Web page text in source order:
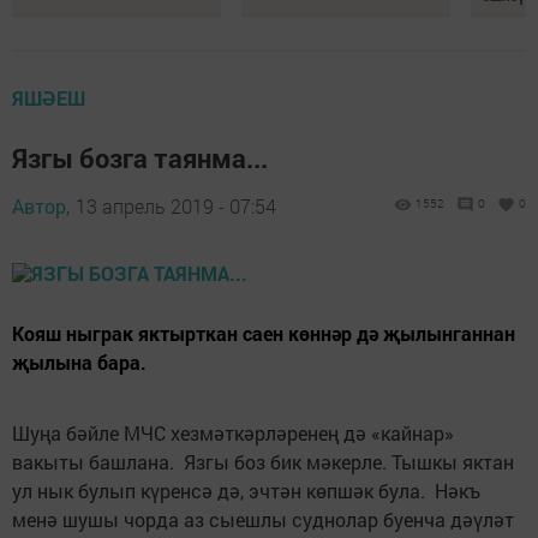
ЯШӘЕШ
Язгы бозга таянма...
Автор, 13 апрель 2019 - 07:54 1552 0 0
Кояш ныграк яктырткан саен көннәр дә җылынганнан
җылына бара.
Шуңа бәйле МЧС хезмәткәрләренең дә «кайнар»
вакыты башлана. Язгы боз бик мәкерле. Тышкы яктан
ул нык булып күренсә дә, эчтән көпшәк була. Нәкъ
менә шушы чорда аз сыешлы суднолар буенча дәүләт